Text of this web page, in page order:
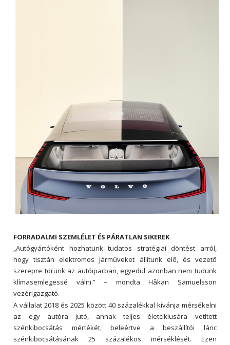
FORRADALMI SZEMLÉLET ÉS PÁRATLAN SIKEREK
„Autógyártóként hozhatunk tudatos stratégiai döntést arról,
hogy tisztán elektromos járműveket állítunk elő, és vezető
szerepre törünk az autóiparban, egyedül azonban nem tudunk
klímasemlegessé válni.” – mondta Håkan Samuelsson
vezérigazgató.
A vállalat 2018 és 2025 között 40 százalékkal kívánja mérsékelni
az egy autóra jutó, annak teljes életciklusára vetített
szénkibocsátás mértékét, beleértve a beszállítói lánc
szénkibocsátásának 25 százalékos mérséklését. Ezen